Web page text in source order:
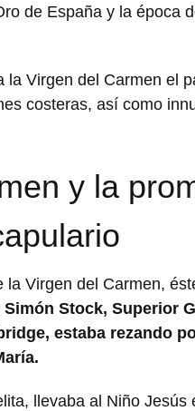
de España y la época
Virgen del Carmen el
costeras, así como
y la
Virgen del Carmen,
Stock, Superior
estaba rezando
llevaba al Niño Jesús